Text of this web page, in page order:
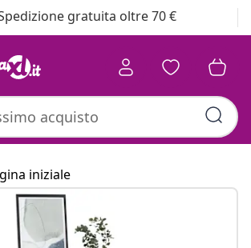
gratuita oltre 70 €
iniziale